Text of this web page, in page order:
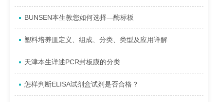
BUNSEN本生教您如何选择—酶标板
塑料培养皿定义、组成、分类、类型及应用详解
天津本生详述PCR封板膜的分类
怎样判断ELISA试剂盒试剂是否合格？